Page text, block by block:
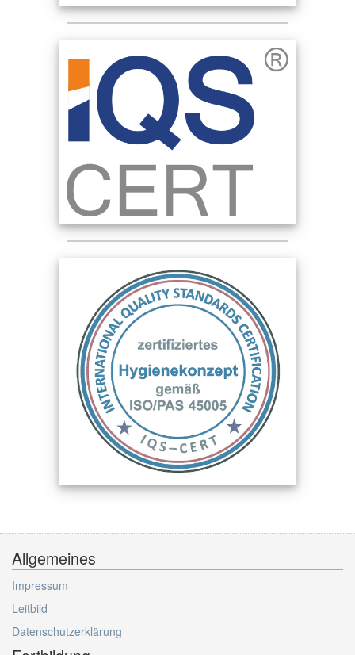
Allgemeines
Impressum
Leitbild
Datenschutzerklärung